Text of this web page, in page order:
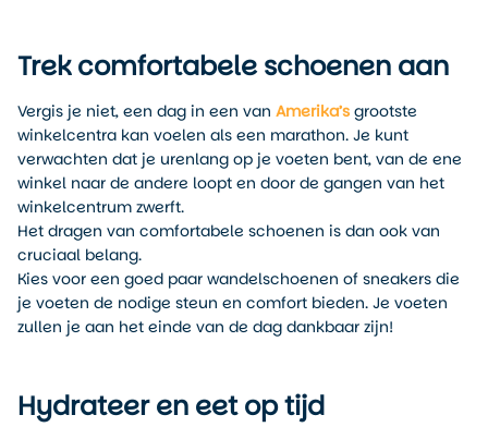
Trek comfortabele schoenen aan
Vergis je niet, een dag in een van Amerika’s grootste
winkelcentra kan voelen als een marathon. Je kunt
verwachten dat je urenlang op je voeten bent, van de ene
winkel naar de andere loopt en door de gangen van het
winkelcentrum zwerft.
Het dragen van comfortabele schoenen is dan ook van
cruciaal belang.
Kies voor een goed paar wandelschoenen of sneakers die
je voeten de nodige steun en comfort bieden. Je voeten
zullen je aan het einde van de dag dankbaar zijn!
Hydrateer en eet op tijd